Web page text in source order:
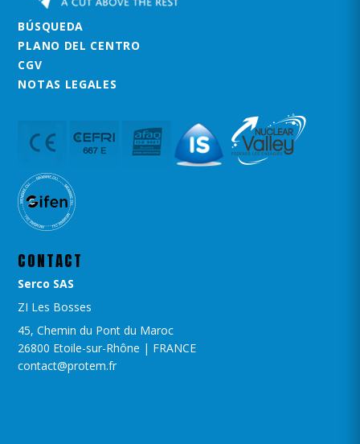
BÚSQUEDA
PLANO DEL CENTRO
CGV
NOTAS LEGALES
CONTACT
Serco SAS
ZI Les Bosses
45, Chemin du Pont du Maroc
26800 Etoile-sur-Rhône | FRANCE
contact@protem.fr